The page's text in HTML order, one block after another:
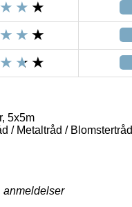
5x5m
/ Metaltråd / Blomstertråd
anmeldelser